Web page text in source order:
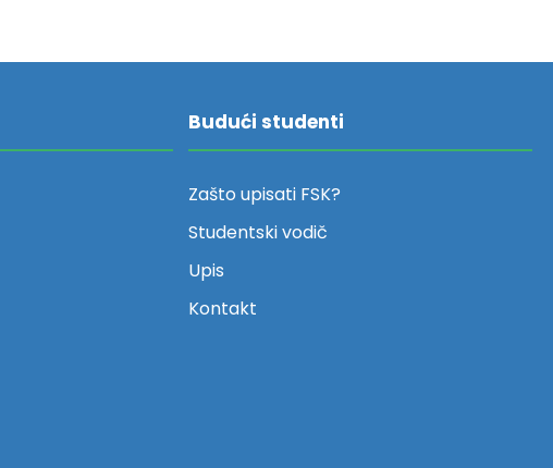
Budući studenti
Zašto upisati FSK?
Studentski vodič
Upis
Kontakt